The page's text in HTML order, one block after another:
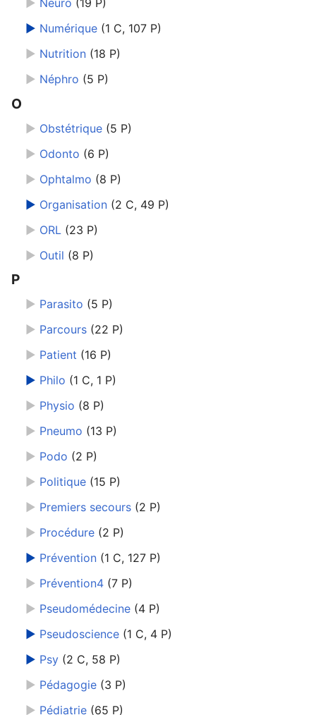
► Neuro (19 P)
► Numérique (1 C, 107 P)
► Nutrition (18 P)
► Néphro (5 P)
O
► Obstétrique (5 P)
► Odonto (6 P)
► Ophtalmo (8 P)
► Organisation (2 C, 49 P)
► ORL (23 P)
► Outil (8 P)
P
► Parasito (5 P)
► Parcours (22 P)
► Patient (16 P)
► Philo (1 C, 1 P)
► Physio (8 P)
► Pneumo (13 P)
► Podo (2 P)
► Politique (15 P)
► Premiers secours (2 P)
► Procédure (2 P)
► Prévention (1 C, 127 P)
► Prévention4 (7 P)
► Pseudomédecine (4 P)
► Pseudoscience (1 C, 4 P)
► Psy (2 C, 58 P)
► Pédagogie (3 P)
► Pédiatrie (65 P)